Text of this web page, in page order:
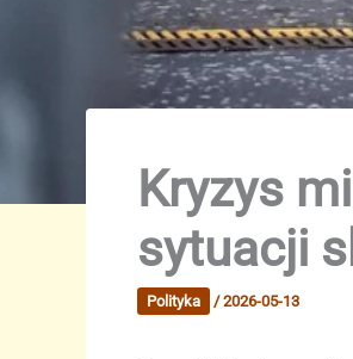
Kryzys
sytuacji
Polityka /2026-05-13